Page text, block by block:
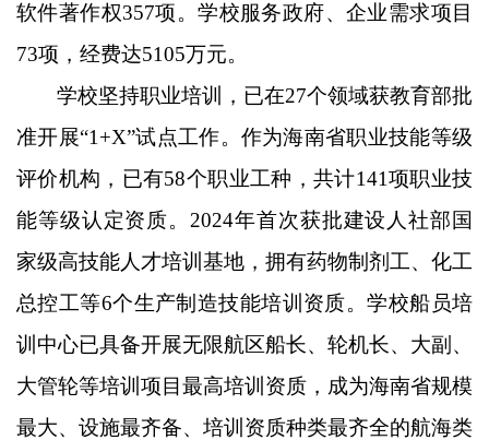
软件著作权357项。学校服务政府、企业需求项目
73项，经费达5105万元。
学校坚持职业培训，已在27个领域获教育部批
准开展“1+X”试点工作。作为海南省职业技能等级
评价机构，已有58个职业工种，共计141项职业技
能等级认定资质。2024年首次获批建设人社部国
家级高技能人才培训基地，拥有药物制剂工、化工
总控工等6个生产制造技能培训资质。学校船员培
训中心已具备开展无限航区船长、轮机长、大副、
大管轮等培训项目最高培训资质，成为海南省规模
最大、设施最齐备、培训资质种类最齐全的航海类